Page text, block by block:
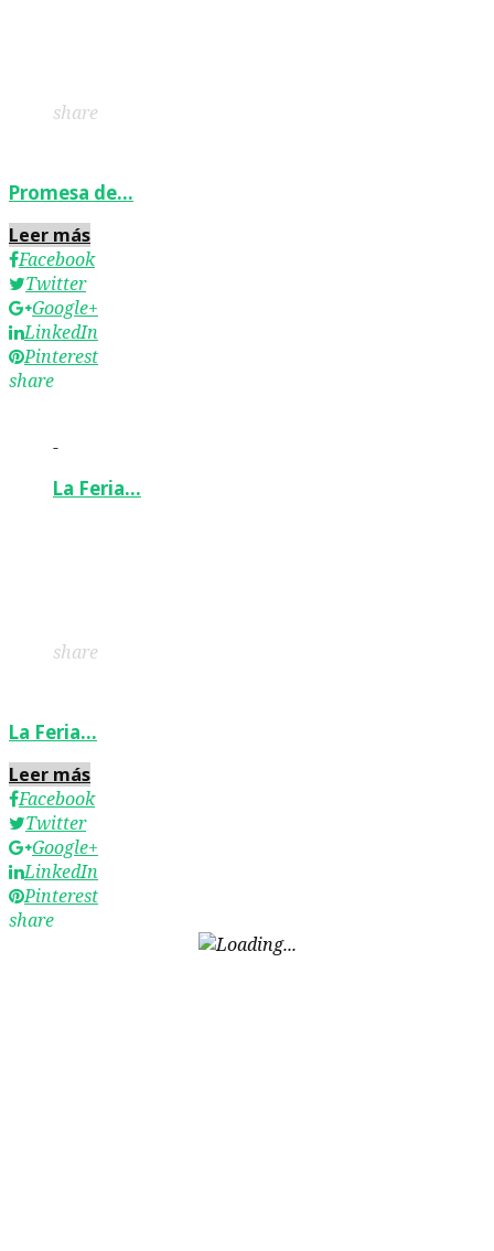
share
Promesa de…
Leer más
Facebook
Twitter
Google+
LinkedIn
Pinterest
share
-
La Feria…
share
La Feria…
Leer más
Facebook
Twitter
Google+
LinkedIn
Pinterest
share